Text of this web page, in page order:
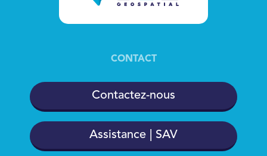
CONTACT
Contactez-nous
Assistance | SAV